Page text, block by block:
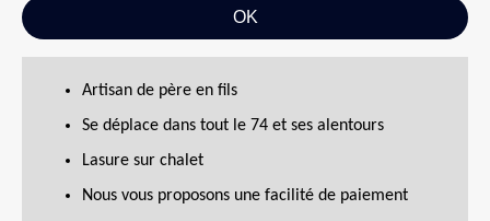
Artisan de père en fils
Se déplace dans tout le 74 et ses alentours
Lasure sur chalet
Nous vous proposons une facilité de paiement